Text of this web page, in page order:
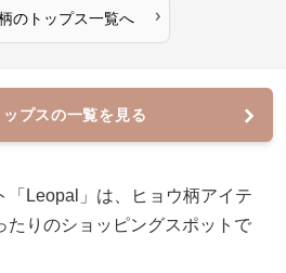
のトップス一覧へ ›
プスの一覧を見る
「Leopal」は、ヒョウ柄アイテ
たりのショッピングスポットで